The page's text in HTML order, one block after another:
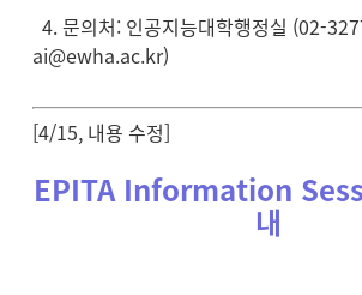
4. 문의처: 인공지능대학행정실 (02-
ai@ewha.ac.kr)
[4/15, 내용 수정]
EPITA Information
내